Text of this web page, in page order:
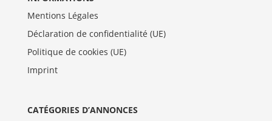
Mentions Légales
Déclaration de confidentialité (UE)
Politique de cookies (UE)
Imprint
CATÉGORIES D’ANNONCES